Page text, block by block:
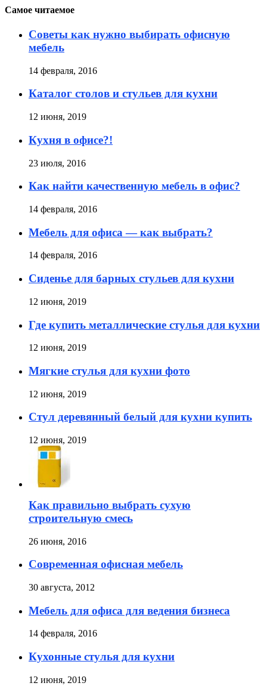
Самое читаемое
Советы как нужно выбирать офисную
мебель
14 февраля, 2016
Каталог столов и стульев для кухни
12 июня, 2019
Кухня в офисе?!
23 июля, 2016
Как найти качественную мебель в офис?
14 февраля, 2016
Мебель для офиса — как выбрать?
14 февраля, 2016
Сиденье для барных стульев для кухни
12 июня, 2019
Где купить металлические стулья для кухни
12 июня, 2019
Мягкие стулья для кухни фото
12 июня, 2019
Стул деревянный белый для кухни купить
12 июня, 2019
Как правильно выбрать сухую
строительную смесь
26 июня, 2016
Современная офисная мебель
30 августа, 2012
Мебель для офиса для ведения бизнеса
14 февраля, 2016
Кухонные стулья для кухни
12 июня, 2019